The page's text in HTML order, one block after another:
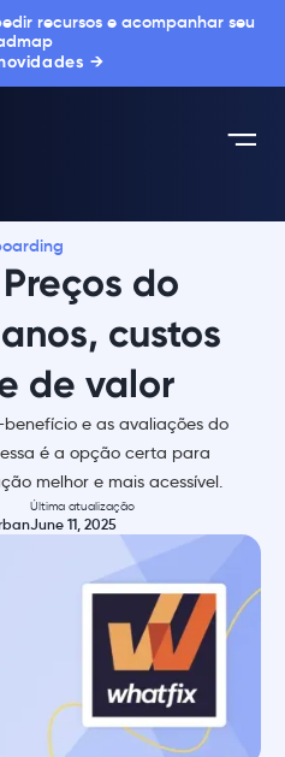
recursos e acompanhar seu
→
do
custos
de valor
e as avaliações do
é a opção certa para
melhor e mais acessível.
Última atualização
June 11, 2025